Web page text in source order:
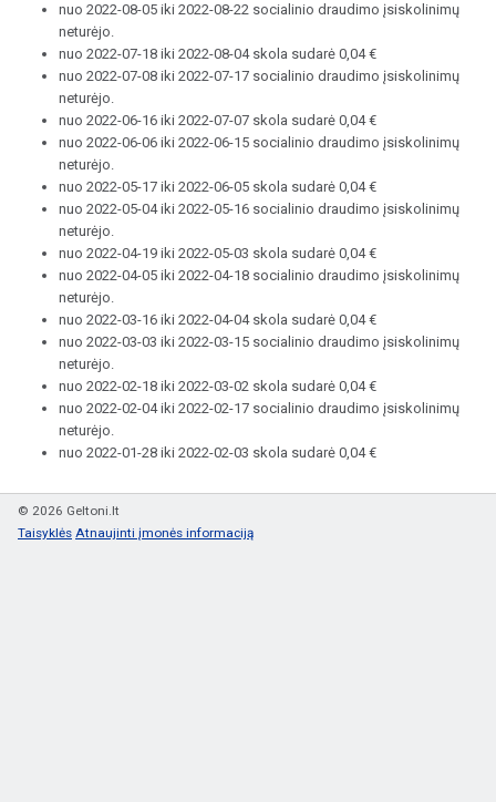
nuo 2022-08-05 iki 2022-08-22 socialinio draudimo įsiskolinimų
neturėjo.
nuo 2022-07-18 iki 2022-08-04 skola sudarė 0,04 €
nuo 2022-07-08 iki 2022-07-17 socialinio draudimo įsiskolinimų
neturėjo.
nuo 2022-06-16 iki 2022-07-07 skola sudarė 0,04 €
nuo 2022-06-06 iki 2022-06-15 socialinio draudimo įsiskolinimų
neturėjo.
nuo 2022-05-17 iki 2022-06-05 skola sudarė 0,04 €
nuo 2022-05-04 iki 2022-05-16 socialinio draudimo įsiskolinimų
neturėjo.
nuo 2022-04-19 iki 2022-05-03 skola sudarė 0,04 €
nuo 2022-04-05 iki 2022-04-18 socialinio draudimo įsiskolinimų
neturėjo.
nuo 2022-03-16 iki 2022-04-04 skola sudarė 0,04 €
nuo 2022-03-03 iki 2022-03-15 socialinio draudimo įsiskolinimų
neturėjo.
nuo 2022-02-18 iki 2022-03-02 skola sudarė 0,04 €
nuo 2022-02-04 iki 2022-02-17 socialinio draudimo įsiskolinimų
neturėjo.
nuo 2022-01-28 iki 2022-02-03 skola sudarė 0,04 €
© 2026 Geltoni.lt
Taisyklės Atnaujinti įmonės informaciją